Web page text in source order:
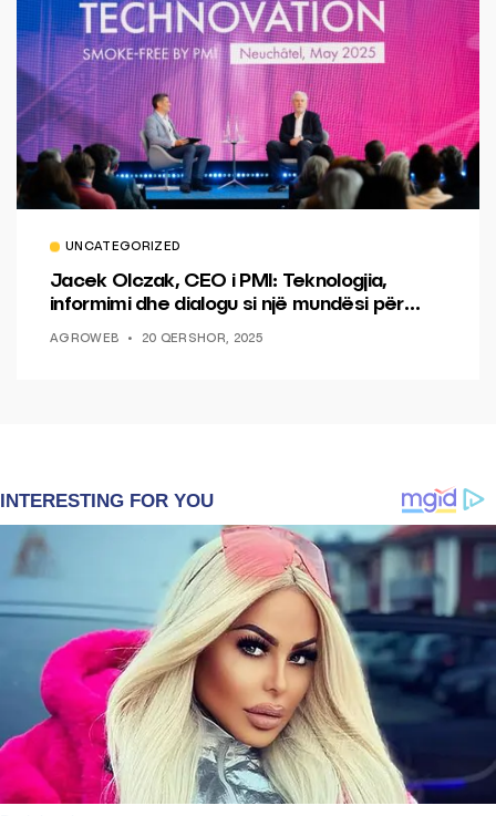
UNCATEGORIZED
Jacek Olczak, CEO i PMI: Teknologjia,
informimi dhe dialogu si një mundësi për
AGROWEB 20 QERSHOR, 2025